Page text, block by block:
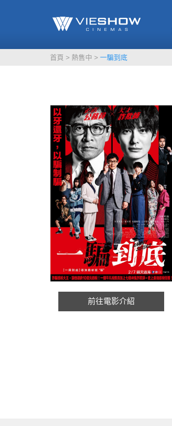
首頁 熱售中 一騙到底
前往電影介紹